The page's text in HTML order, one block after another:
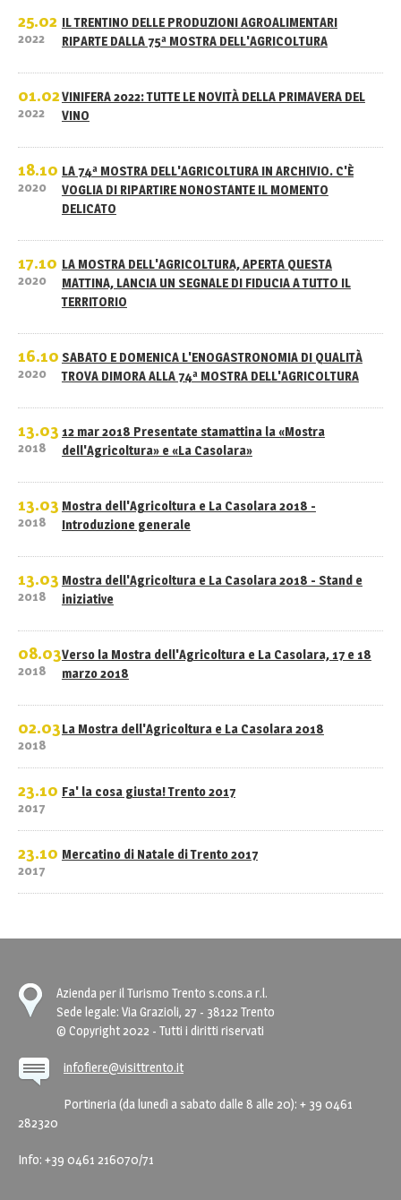
25.02
2022
IL TRENTINO DELLE PRODUZIONI AGROALIMENTARI
RIPARTE DALLA 75ª MOSTRA DELL'AGRICOLTURA
01.02
2022
VINIFERA 2022: TUTTE LE NOVITÀ DELLA PRIMAVERA DEL
VINO
18.10
2020
LA 74ª MOSTRA DELL'AGRICOLTURA IN ARCHIVIO. C'È
VOGLIA DI RIPARTIRE NONOSTANTE IL MOMENTO
DELICATO
17.10
2020
LA MOSTRA DELL'AGRICOLTURA, APERTA QUESTA
MATTINA, LANCIA UN SEGNALE DI FIDUCIA A TUTTO IL
TERRITORIO
16.10
2020
SABATO E DOMENICA L'ENOGASTRONOMIA DI QUALITÀ
TROVA DIMORA ALLA 74ª MOSTRA DELL'AGRICOLTURA
13.03
2018
12 mar 2018 Presentate stamattina la «Mostra
dell'Agricoltura» e «La Casolara»
13.03
2018
Mostra dell'Agricoltura e La Casolara 2018 -
Introduzione generale
13.03
2018
Mostra dell'Agricoltura e La Casolara 2018 - Stand e
iniziative
08.03
2018
Verso la Mostra dell'Agricoltura e La Casolara, 17 e 18
marzo 2018
02.03
2018
La Mostra dell'Agricoltura e La Casolara 2018
23.10
2017
Fa' la cosa giusta! Trento 2017
23.10
2017
Mercatino di Natale di Trento 2017
Azienda per il Turismo Trento s.cons.a r.l.
Sede legale: Via Grazioli, 27 - 38122 Trento
© Copyright 2022 - Tutti i diritti riservati
infofiere@visittrento.it
Portineria (da lunedì a sabato dalle 8 alle 20): + 39 0461
282320
Info: +39 0461 216070/71